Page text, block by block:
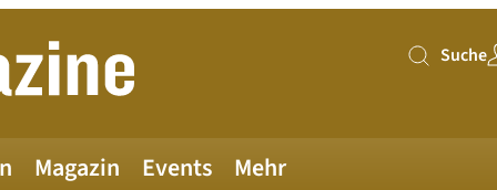
Suche
Magazin Events Mehr